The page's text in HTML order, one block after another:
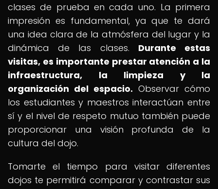
clases de prueba en cada uno. La primera
impresión es fundamental, ya que te dará
una idea clara de la atmósfera del lugar y la
dinámica de las clases. Durante estas
visitas, es importante prestar atención a la
infraestructura, la limpieza y la
organización del espacio. Observar cómo
los estudiantes y maestros interactúan entre
sí y el nivel de respeto mutuo también puede
proporcionar una visión profunda de la
cultura del dojo.
Tomarte el tiempo para visitar diferentes
dojos te permitirá comparar y contrastar sus